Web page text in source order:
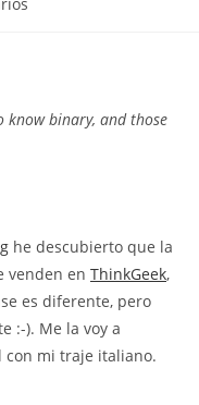
know binary, and those
he descubierto que la
venden en ThinkGeek,
es diferente, pero
:-). Me la voy a
con mi traje italiano.